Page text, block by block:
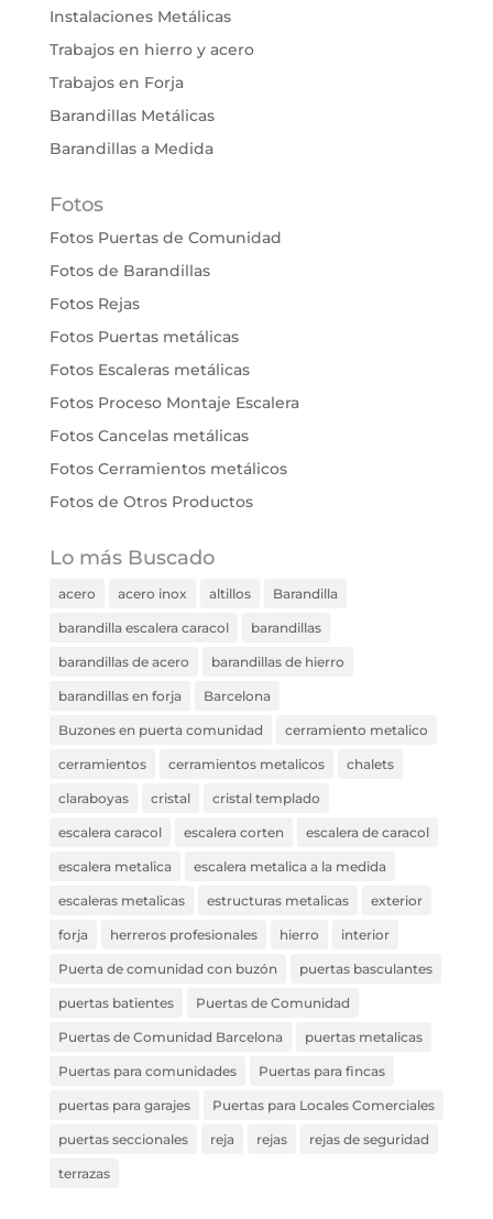
Instalaciones Metálicas
Trabajos en hierro y acero
Trabajos en Forja
Barandillas Metálicas
Barandillas a Medida
Fotos
Fotos Puertas de Comunidad
Fotos de Barandillas
Fotos Rejas
Fotos Puertas metálicas
Fotos Escaleras metálicas
Fotos Proceso Montaje Escalera
Fotos Cancelas metálicas
Fotos Cerramientos metálicos
Fotos de Otros Productos
Lo más Buscado
acero acero inox altillos Barandilla
barandilla escalera caracol barandillas
barandillas de acero barandillas de hierro
barandillas en forja Barcelona
Buzones en puerta comunidad cerramiento metalico
cerramientos cerramientos metalicos chalets
claraboyas cristal cristal templado
escalera caracol escalera corten escalera de caracol
escalera metalica escalera metalica a la medida
escaleras metalicas estructuras metalicas exterior
forja herreros profesionales hierro interior
Puerta de comunidad con buzón puertas basculantes
puertas batientes Puertas de Comunidad
Puertas de Comunidad Barcelona puertas metalicas
Puertas para comunidades Puertas para fincas
puertas para garajes Puertas para Locales Comerciales
puertas seccionales reja rejas rejas de seguridad
terrazas